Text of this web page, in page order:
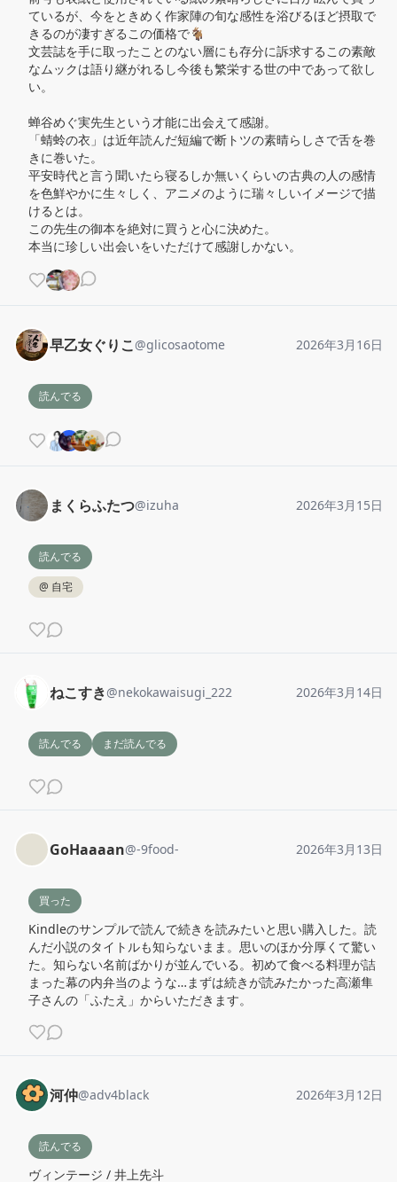
ているが、今をときめく作家陣の旬な感性を浴びるほど摂取で
きるのが凄すぎるこの価格で🐐
文芸誌を手に取ったことのない層にも存分に訴求するこの素敵
なムックは語り継がれるし今後も繁栄する世の中であって欲し
い。
蝉谷めぐ実先生という才能に出会えて感謝。
「蜻蛉の衣」は近年読んだ短編で断トツの素晴らしさで舌を巻
きに巻いた。
平安時代と言う聞いたら寝るしか無いくらいの古典の人の感情
を色鮮やかに生々しく、アニメのように瑞々しいイメージで描
けるとは。
この先生の御本を絶対に買うと心に決めた。
本当に珍しい出会いをいただけて感謝しかない。
早乙女ぐりこ@glicosaotome 2026年3月16日
読んでる
まくらふたつ@izuha 2026年3月15日
読んでる
@ 自宅
ねこすき@nekokawaisugi_222 2026年3月14日
読んでる まだ読んでる
GoHaaaan@-9food- 2026年3月13日
買った
Kindleのサンプルで読んで続きを読みたいと思い購入した。読
んだ小説のタイトルも知らないまま。思いのほか分厚くて驚い
た。知らない名前ばかりが並んでいる。初めて食べる料理が詰
まった幕の内弁当のような…まずは続きが読みたかった高瀬隼
子さんの「ふたえ」からいただきます。
河仲@adv4black 2026年3月12日
読んでる
ヴィンテージ / 井上先斗